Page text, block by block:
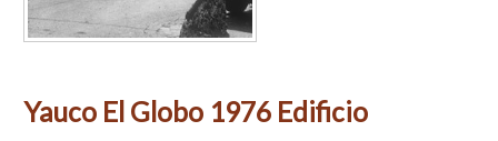
Yauco El Globo 1976 Edificio